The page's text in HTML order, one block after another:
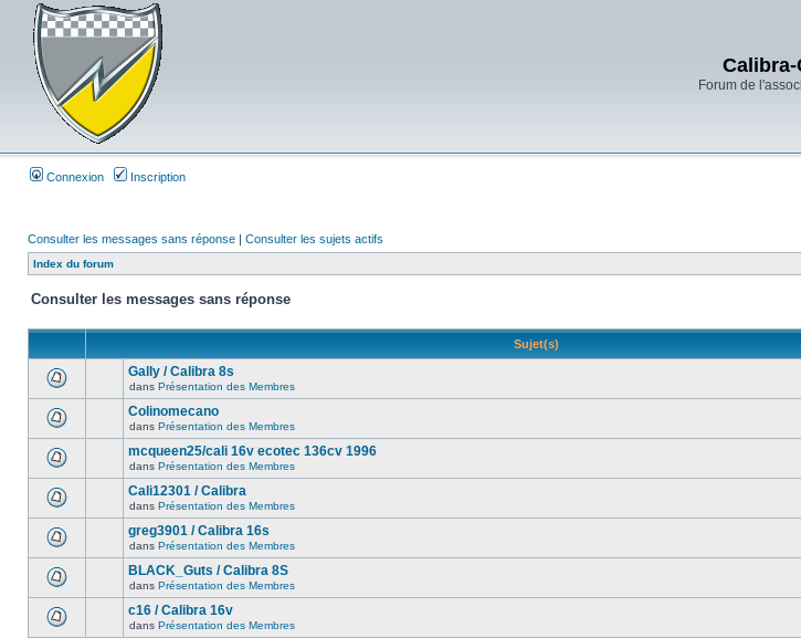
Forum de
Connexion Inscription
Consulter les messages sans réponse | Consulter les sujets actifs
Index du forum
Consulter les messages sans réponse
Sujet(s)
Gally / Calibra 8s
dans Présentation des Membres
Colinomecano
dans Présentation des Membres
mcqueen25/cali 16v ecotec 136cv 1996
dans Présentation des Membres
Cali12301 / Calibra
dans Présentation des Membres
greg3901 / Calibra 16s
dans Présentation des Membres
BLACK_Guts / Calibra 8S
dans Présentation des Membres
c16 / Calibra 16v
dans Présentation des Membres